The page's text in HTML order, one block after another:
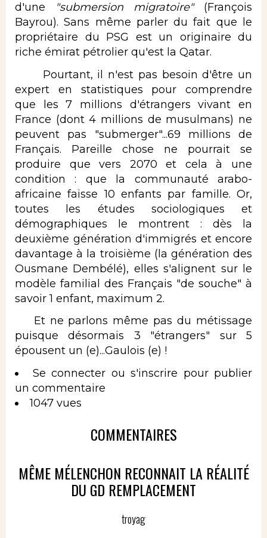
d'une
"submersion migratoire" (François
Bayrou). Sans même parler du fait que le
propriétaire du PSG est un originaire du
riche émirat pétrolier qu'est la Qatar.
Pourtant, il n'est pas besoin d'être un
expert en statistiques pour comprendre
que les 7 millions d'étrangers vivant en
France (dont 4 millions de musulmans) ne
peuvent pas "submerger"...69 millions de
Français. Pareille chose ne pourrait se
produire que vers 2070 et cela à une
condition : que la communauté arabo-
africaine faisse 10 enfants par famille. Or,
toutes les études sociologiques et
démographiques le montrent : dès la
deuxième génération d'immigrés et encore
davantage à la troisième (la génération des
Ousmane Dembélé), elles s'alignent sur le
modèle familial des Français "de souche" à
savoir 1 enfant, maximum 2.
Et ne parlons même pas du métissage
puisque désormais 3 "étrangers" sur 5
épousent un (e)...Gaulois (e) !
Se connecter ou s'inscrire pour publier
un commentaire
1047 vues
COMMENTAIRES
MÊME MÉLENCHON RECONNAIT LA RÉALITÉ
DU GD REMPLACEMENT
troyag